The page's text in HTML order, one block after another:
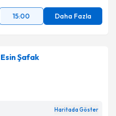
15:00 Daha Fazla
Şafak
Haritada Göster